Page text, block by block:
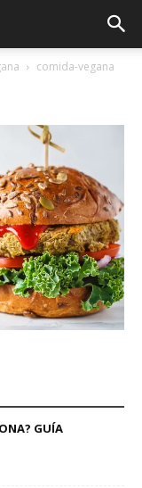
comida-vegana
GUÍA